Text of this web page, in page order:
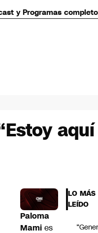
y Programas
Paloma
Mami es
LO MÁS
LEÍDO